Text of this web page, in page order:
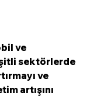
ve
sektörlerde
ve
artışını